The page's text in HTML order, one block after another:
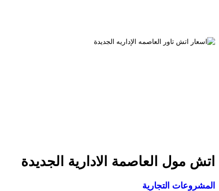
مول العاصمة الادارية الجديدة
التجارية